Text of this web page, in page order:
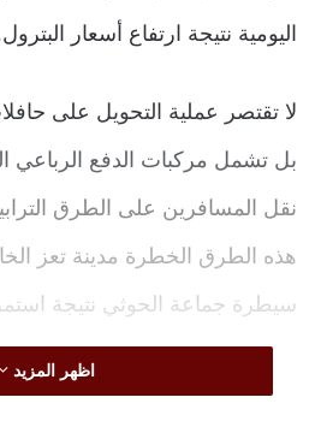
اليومية نتيجة ارتفاع أسعار
لا تقتصر عملية التحويل على
بل تشمل مركبات الدفع الرباعي
نقل المسافرين على الطرق
هذه الطرق الخطرة مدينة تعز
سيطرة جماعة الحوثي نتيجة
الرسمية. فشلت المبادرات سابقا
ما عدا طريق الحوبان جزئيا في
اظهر المزيد